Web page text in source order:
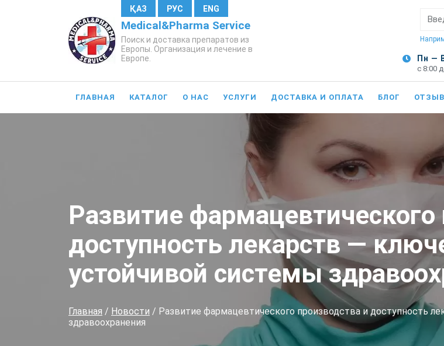
ҚАЗ РУС ENG
Medical&Pharma Service
Поиск и доставка препаратов из
Европы. Организация и лечение в
Европе.
Поиск:
Пн —
с 8:00
ГЛАВНАЯ КАТАЛОГ О НАС УСЛУГИ ДОСТАВКА И ОПЛАТА БЛОГ
Развитие фармацевтического
доступность лекарств —
устойчивой системы
Главная / Новости / Развитие фармацевтического производства и доступность
здравоохранения